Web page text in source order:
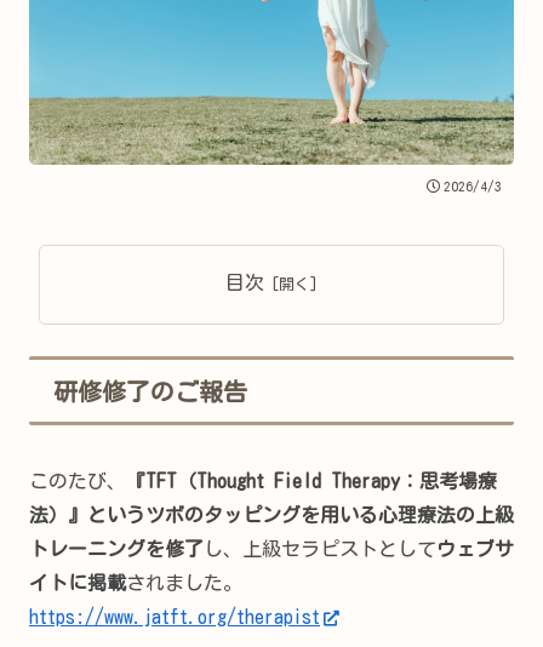
2026/4/3
目次
研修修了のご報告
このたび、
『TFT（Thought Field Therapy：思考場療
法）』というツボのタッピングを用いる心理療法の上級
トレーニングを修了 し、上級セラピストとしてウェブサ
イトに掲載されました。
https://www.jatft.org/therapist